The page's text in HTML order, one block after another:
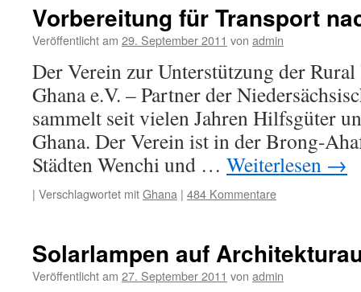
Vorbereitung für Transport
Veröffentlicht am 29. September 2011 von admin
Der Verein zur Unterstützung der
Ghana e.V. – Partner der
sammelt seit vielen Jahren Hilfsgüter
Ghana. Der Verein ist in der Brong-
Städten Wenchi und … Weiterlesen →
| Verschlagwortet mitGhana | 484 Kommentare
Solarlampen auf
Veröffentlicht am 27. September 2011 von admin